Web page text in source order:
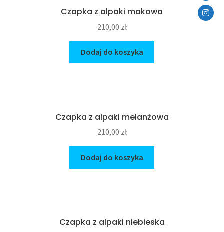
Czapka z alpaki makowa
210,00 zł
Dodaj do koszyka
Czapka z alpaki melanżowa
210,00 zł
Dodaj do koszyka
Czapka z alpaki niebieska